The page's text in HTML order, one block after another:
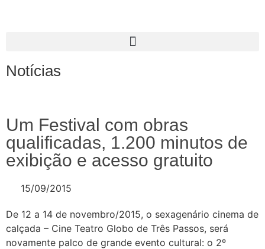
Notícias
Um Festival com obras
qualificadas, 1.200 minutos de
exibição e acesso gratuito
15/09/2015
De 12 a 14 de novembro/2015, o sexagenário cinema de
calçada – Cine Teatro Globo de Três Passos, será
novamente palco de grande evento cultural: o 2º